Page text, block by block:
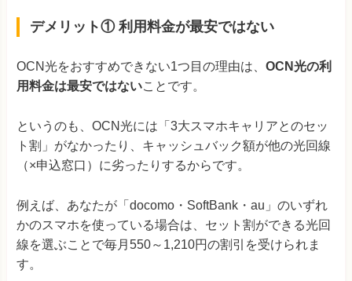
デメリット① 利用料金が最安ではない
OCN光をおすすめできない1つ目の理由は、 OCN光の利
用料金は最安ではないことです。
というのも、OCN光には「3大スマホキャリアとのセッ
ト割」がなかったり、キャッシュバック額が他の光回線
（×申込窓口）に劣ったりするからです。
例えば、あなたが「docomo・SoftBank・au」のいずれ
かのスマホを使っている場合は、セット割ができる光回
線を選ぶことで毎月550～1,210円の割引を受けられま
す。